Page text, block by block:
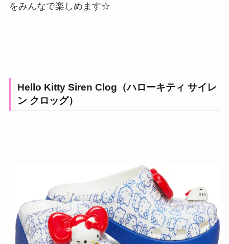
をみんなで楽しめます☆
Hello Kitty Siren Clog（ハローキティ サイレ
ン クロッグ）